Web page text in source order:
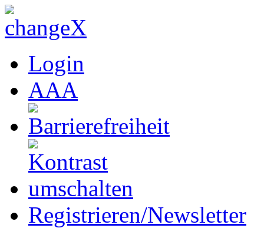
Login
AAA
Registrieren/Newsletter